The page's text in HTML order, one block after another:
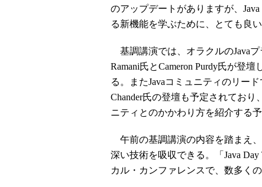
のアップデートがありますが、
る新機能を学ぶために、とても良
基調講演では、オラクルのJava
Ramani氏とCameron Purdy氏が登
る。またJavaコミュニティのリー
Chander氏の登壇も予定されており
ニティとのかかわり方を紹介する予
午前の基調講演の内容を踏まえ
深い技術を吸収できる。「Java
カル・カンファレンスで、数多く